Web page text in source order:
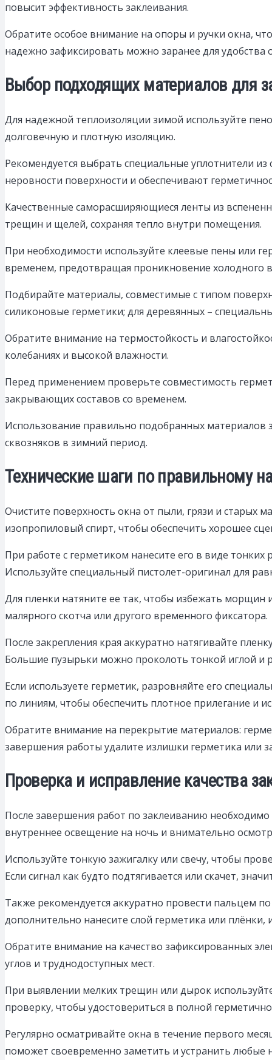
повысит эффективность заклеивания.
Обратите особое внимание на опоры и ручки окна,
надежно зафиксировать можно заранее для удобства
Выбор подходящих материалов для
Для надежной теплоизоляции зимой используйте
долговечную и плотную изоляцию.
Рекомендуется выбрать специальные уплотнители
неровности поверхности и обеспечивают
Качественные саморасширяющиеся ленты из
трещин и щелей, сохраняя тепло внутри помещения.
При необходимости используйте клеевые пены или
временем, предотвращая проникновение холодного
Подбирайте материалы, совместимые с типом
силиконовые герметики; для деревянных –
Обратите внимание на термостойкость и
колебаниях и высокой влажности.
Перед применением проверьте совместимость
закрывающих составов со временем.
Использование правильно подобранных материалов
сквозняков в зимний период.
Технические шаги по правильному
Очистите поверхность окна от пыли, грязи и
изопропиловый спирт, чтобы обеспечить хорошее
При работе с герметиком нанесите его в виде
Используйте специальный пистолет-оригинал для
Для пленки натяните ее так, чтобы избежать морщин
малярного скотча или другого временного фиксатора.
После закрепления края аккуратно натягивайте
Большие пузырьки можно проколоть тонкой иглой и
Если используете герметик, разровняйте его
по линиям, чтобы обеспечить плотное прилегание и
Обратите внимание на перекрытие материалов:
завершения работы удалите излишки герметика или
Проверка и исправление качества
После завершения работ по заклеиванию
внутреннее освещение на ночь и внимательно
Используйте тонкую зажигалку или свечу, чтобы
Если сигнал как будто подтягивается или скачет,
Также рекомендуется аккуратно провести пальцем
дополнительно нанесите слой герметика или
Обратите внимание на качество зафиксированных
углов и труднодоступных мест.
При выявлении мелких трещин или дырок
проверку, чтобы удостовериться в полной
Регулярно осматривайте окна в течение первого
поможет своевременно заметить и устранить любые